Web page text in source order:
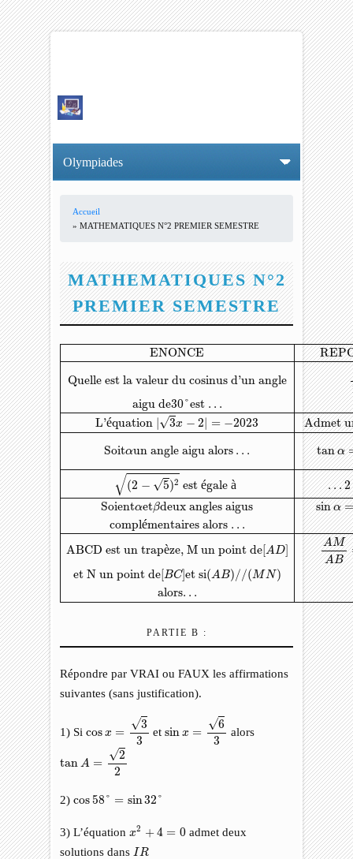
VOUS ÊTES ICI
Accueil
» MATHEMATIQUES N°2 PREMIER SEMESTRE
MATHEMATIQUES N°2
PREMIER SEMESTRE
ENONCE
Quelle est la valeur du cosinus d’un angle
aigu de30°est …
L’équation √3x − 2 = −2023
Admet
Soitαun angle aigu alors … tanα
√(2 − √5)2 est égale à …2
Soientαetβdeux angles aigus sinα =
complémentaires alors …
ABCD est un trapèze, M un point de[AD]
AM
AB
et N un point de[ BC]et si(AB)//(MN)
alors…
ENONCEREPONSE AREPONSE BREPONSE C
PARTIE B :
Répondre par VRAI ou FAUX les affirmations
suivantes (sans justification).
1) Sicos x =
√3
3
etsin x =
√6
3
alors
tan A =
√2
2
2)cos58° = sin32°
58°= 32 °
3) L’équationx2 +4 = 0
2 =
admet deux
solutions dans I R
IR